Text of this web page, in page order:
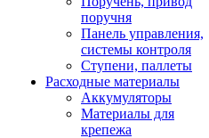
поручня
Панель управления,
системы контроля
Ступени, паллеты
Расходные материалы
Аккумуляторы
Материалы для
крепежа